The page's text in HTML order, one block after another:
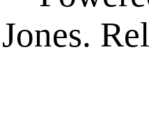
Jones.